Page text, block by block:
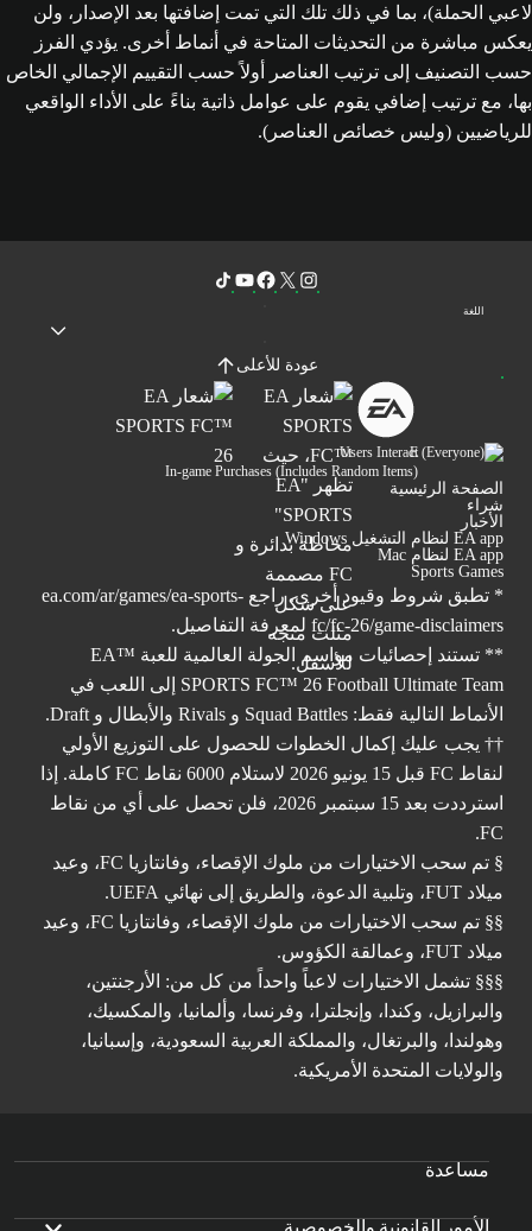
لاعبي الحملة)، بما في ذلك تلك التي تمت إضافتها بعد الإصدار، ولن
يعكس مباشرة من التحديثات المتاحة في أنماط أخرى. يؤدي الفرز
حسب التصنيف إلى ترتيب العناصر أولاً حسب التقييم الإجمالي الخاص
بها، مع ترتيب إضافي يقوم على عوامل ذاتية بناءً على الأداء الواقعي
للرياضيين (وليس خصائص العناصر).
اللغة
عودة للأعلى
Users Interact
In-game Purchases (Includes Random Items)
الصفحة الرئيسية
شراء
الأخبار
EA app لنظام التشغيل Windows
EA app لنظام Mac
Sports Games
* تطبق شروط وقيود أخرى. راجع ea.com/ar/games/ea-sports-
fc/fc-26/game-disclaimers لمعرفة التفاصيل.
** تستند إحصائيات مواسم الجولة العالمية للعبة ™EA
SPORTS FC™ 26 Football Ultimate Team إلى اللعب في
الأنماط التالية فقط: Squad Battles و Rivals والأبطال و Draft.
†† يجب عليك إكمال الخطوات للحصول على التوزيع الأولي
لنقاط FC قبل 15 يونيو 2026 لاستلام 6000 نقاط FC كاملة. إذا
استرددت بعد 15 سبتمبر 2026، فلن تحصل على أي من نقاط
FC.
§ تم سحب الاختيارات من ملوك الإقصاء، وفانتازيا FC، وعيد
ميلاد FUT، وتلبية الدعوة، والطريق إلى نهائي UEFA.
§§ تم سحب الاختيارات من ملوك الإقصاء، وفانتازيا FC، وعيد
ميلاد FUT، وعمالقة الكؤوس.
§§§ تشمل الاختيارات لاعباً واحداً من كل من: الأرجنتين،
والبرازيل، وكندا، وإنجلترا، وفرنسا، وألمانيا، والمكسيك،
وهولندا، والبرتغال، والمملكة العربية السعودية، وإسبانيا،
والولايات المتحدة الأمريكية.
مساعدة